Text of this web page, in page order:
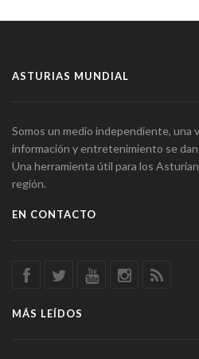
ASTURIAS MUNDIAL
Somos un medio independiente, una
información y entretenimiento se dan
Una herramienta útil para los
región.
EN CONTACTO
MÁS LEÍDOS